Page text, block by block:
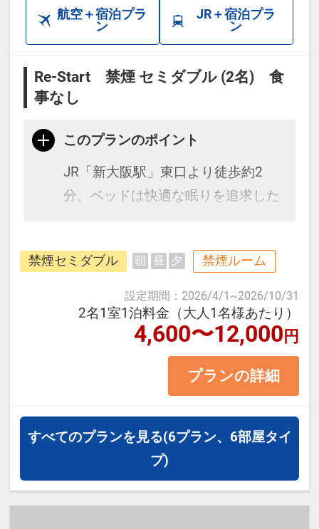
航空＋宿泊プラ
ン
JR＋宿泊プラ
ン
Re-Start 禁煙 セミダブル (2名) 食
事なし
このプランのポイント
JR「新大阪駅」東口より徒歩約2
分。ベッドは快適な眠りを追求した
■お部屋タイプ：＜禁煙＞ セミダブ
ル 12平米 バス・トイレ付
・1ベッドです。お二人で1台のご利
用となります。
【宿泊施設における「こども・添い
・添い寝幼児（0～12歳／小学生ま
で）の施設使用料：無料
・添い寝のお子様がいる場合、「施
禁煙セミダブル 朝 昼 夕 禁煙ルーム
設定期間 ： 2026/4/1 ~2026/10/31
2名1室1泊料金（大人1名様あたり）
4,600〜12,000円
プランの詳細
すべてのプランを見る(6プラン、6部屋タイ
プ)